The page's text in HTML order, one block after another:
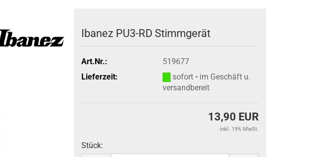
Ibanez PU3-RD Stimmgerät
Art.Nr.:
519677
Lieferzeit:
sofort • im Geschäft u.
versandbereit
13,90 EUR
inkl. 19% MwSt.
Stück: